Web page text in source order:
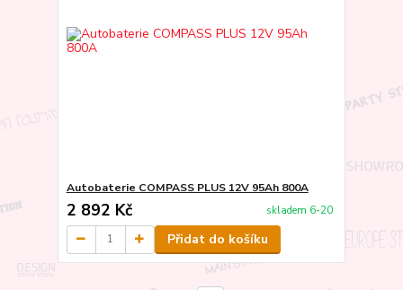
Autobaterie COMPASS PLUS 12V 95Ah 800A
2 892 Kč skladem 6-20
Přidat do košíku